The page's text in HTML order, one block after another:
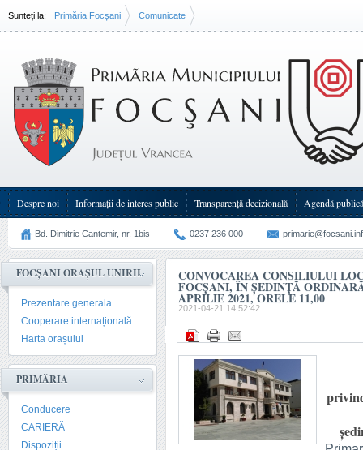
Sunteți la: Primăria Focșani Comunicate
Despre noi Informații de interes public Transparenţă decizională Agendă publică
Bd. Dimitrie Cantemir, nr. 1bis 0237 236 000
FOCȘANI ORAȘUL UNIRII
Prezentare generala
Cooperare internațională
Harta orașului
PRIMĂRIA
Conducere
CARIERĂ
Dispoziții
CONVOCAREA CONSILIULUI
FOCŞANI, ÎN ŞEDINŢĂ
APRILIE 2021, ORELE 11,00
2021-04-21 14:52:42